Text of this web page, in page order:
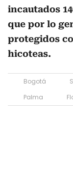
incautados
que por lo
protegidos
hicoteas.
Bogotá
Palma